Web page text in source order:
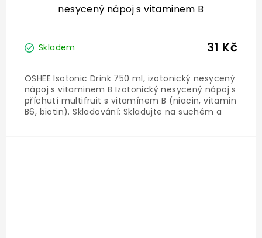
nesycený nápoj s vitaminem B
Skladem 31 Kč
OSHEE Isotonic Drink 750 ml, izotonický nesycený
nápoj s vitaminem B Izotonický nesycený nápoj s
příchutí multifruit s vitamínem B (niacin, vitamin
B6, biotin). Skladování: Skladujte na suchém a